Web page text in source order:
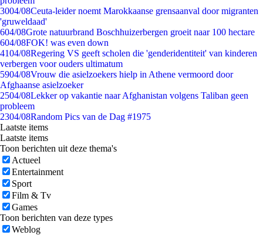
3004/08Ceuta-leider noemt Marokkaanse grensaanval door migranten
'gruweldaad'
604/08Grote natuurbrand Boschhuizerbergen groeit naar 100 hectare
604/08FOK! was even down
4104/08Regering VS geeft scholen die 'genderidentiteit' van kinderen
verbergen voor ouders ultimatum
5904/08Vrouw die asielzoekers hielp in Athene vermoord door
Afghaanse asielzoeker
2504/08Lekker op vakantie naar Afghanistan volgens Taliban geen
probleem
2304/08Random Pics van de Dag #1975
Laatste items
Laatste items
Toon berichten uit deze thema's
Actueel
Entertainment
Sport
Film & Tv
Games
Toon berichten van deze types
Weblog